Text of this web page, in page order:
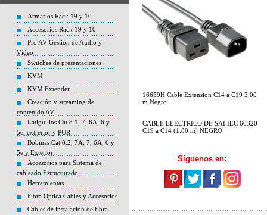
Armarios Rack 19 y 10
Accesorios Rack 19 y 10
Pro AV Gestión de Audio y
Vídeo
Switches de presentaciones
KVM
KVM Extender
Creación y streaming de
contenido AV
Latiguillos Cat 8.1, 7, 6A, 6 y
5e, extrerior y PUR
Bobinas Cat 8.2, 7A, 7, 6A, 6 y
5e y Exterior
Accesorios para Sistema de
cableado Estructurado
Herramientas
Fibra Optica Cables y Accesorios
Cables de instalación de fibra
16659H Cable Extension C14 a C19 3,00
m Negro
CABLE ELECTRICO DE SAI IEC 60320
C19 a C14 (1.80 m) NEGRO
Síguenos en: